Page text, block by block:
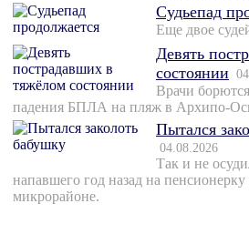
Судьепад
Еще двое
Девять
состоянии
Врачи
падения БПЛА на пляж в Архипо-
Пытался
04.08.2026
Так и не
напавшего год назад на
микрорайоне.